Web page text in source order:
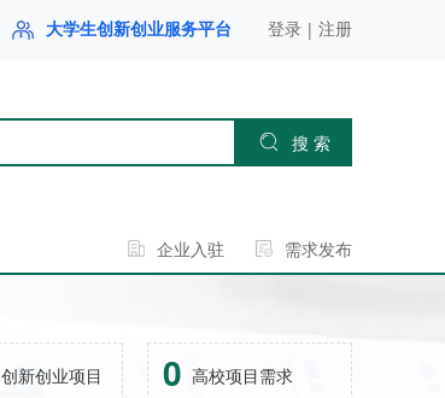
大学生创新创业服务平台 登录 | 注册
搜 索
企业入驻 需求发布
创新创业项目 0 高校项目需求